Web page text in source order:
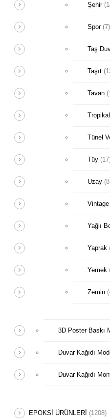
Şehir
Spor (7)
Taş
Taşıt
Tavan
Tropikal
Tünel
Tüy
Uzay
Yağlı
Yaprak
Yemek
Zemin
3D Poster Baskı
Duvar Kağıdı
Duvar Kağıdı
EPOKSİ ÜRÜNLERİ (1208)